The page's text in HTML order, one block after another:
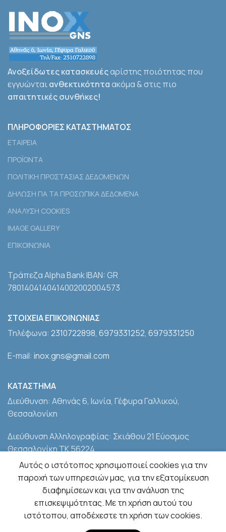
Ανοξείδωτες κατασκευέςαρίστης ποιότητας που
εγγυώνταιανθεκτικότηταακόμα & στις πιο
απαιτητικές συνθήκες!
ΠΛΗΡΟΦΟΡΙΕΣ ΚΑΤΑΣΤΗΜΑΤΟΣ
ΕΤΑΙΡEΙΑ
ΠΡΟΪΟΝΤΑ
ΠΟΛΙΤΙΚΗ ΠΡΟΣΤΑΣΙΑΣ ΔΕΔΟΜΕΝΩΝ
ΔΗΛΩΣΗ ΓΙΑ ΤΑ ΠΡΟΣΩΠΙΚΑ ΔΕΔΟΜΕΝΑ
ΑΝΑΛΥΣΗ COOKIES
IMAGE GALLERY
ΕΠΙΚΟΙΝΩΝΙΑ
Τράπεζα Alpha Bank IBAN: GR
7801404140414002002004573
ΣΤΟΙΧΕΙΑ ΕΠΙΚΟΙΝΩΝΙΑΣ
Τηλέφωνα: 2310722898, 6979331252, 6979331250
E-mail: inox.gns@gmail.com
ΚΑΤΑΣΤΗΜΑ
Διεύθυνση: Αθηνάς 6, Ιωνία, Γέφυρα Γαλλικού,
Θεσσαλονίκη
Διεύθυνση Αλληλογραφίας: Σκιάθου 21 Εύοσμος
Θεσσαλονίκη ΤΚ 56224
Ωράριο Λειτουργίας: Δευτέρα-Παρασκευή, 08:00-18:00
– Σάββατο, 08:00-14:00
2022 - ΑΦΟΙ ΓΙΑΝΝΟΥΔΗ Ο.Ε., All Rights Reserved,
Αυτός ο ιστότοπος χρησιμοποιεί cookies για την
παροχή των υπηρεσιών μας, για την εξατομίκευση
διαφημίσεων και για την ανάλυση της
επισκεψιμότητας. Με τη χρήση αυτού του
ιστότοπου, αποδέχεστε τη χρήση των cookies.